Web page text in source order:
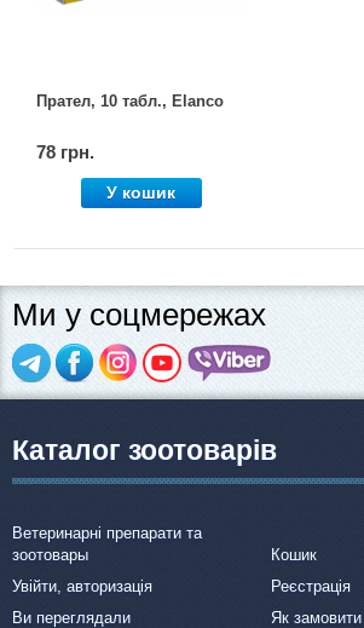
Прател, 10 табл., Elanco
78 грн.
У кошик
Ми у соцмережах
Каталог зоотоварів
Ветеринарні препарати та
зоотовары
Кошик
Увійти, авторизація
Реєстрація
Ви переглядали
Як замовити